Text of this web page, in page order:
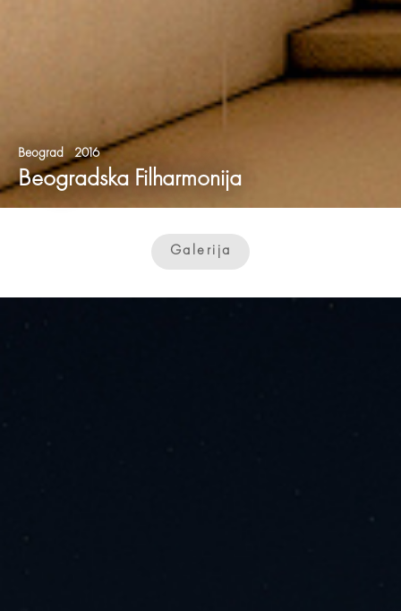
Beograd 2016
Beogradska Filharmonija
Galerija